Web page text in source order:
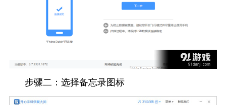
步骤二：选择备忘录图标